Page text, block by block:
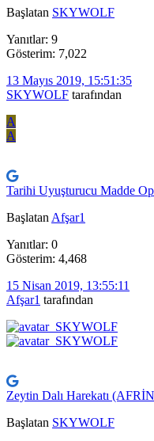
Başlatan SKYWOLF
Yanıtlar: 9
Gösterim: 7,022
13 Mayıs 2019, 15:51:35
SKYWOLF tarafından
A
A
Tarihi Uyuşturucu Madde
Başlatan Afşar1
Yanıtlar: 0
Gösterim: 4,468
15 Nisan 2019, 13:55:11
Afşar1 tarafından
Zeytin Dalı Harekatı
Başlatan SKYWOLF